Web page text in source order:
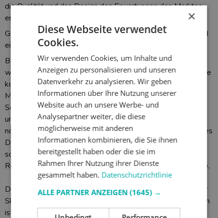
die Qualität und das Design den Erwartungen des Marktes
entsprechen.
Gute Beispiele für ihre Exklusivität sind die erfolgreichen und
einzigartigen Produktreihen Natural und SkinWhiteBoard.
Bei der Serie NATURAL ist Rocada über das traditionelle,
wirtschaftliche VisCom-Produkt hinausgegangen und hat eine
komplett designorientierte Familie eingeführt.
Mit "Shapes inspired by Nature" als Einleitung bietet die
Serie verschiedene Präsentationslösungen, die ein Eichen-
und Anthrazitfinish kombinieren, das jedem Raum einen
nordischen und warmen Ausdruck verleiht. Die Akzeptanz des
Designs war so groß, dass die Serie nicht nur in Büros,
sondern auch in den prestigeträchtigsten Hotels und
Restaurants des HORECA-Sektors verkauft werden konnte.
Die unverwechselbare Identität von Rocada finden wir in der
SkinWhiteBoard-Serie, die seit 5 Jahren weltweit erfolgreich
ist. Diese modulare Serie ermöglicht die individuelle
×
Diese Webseite verwendet
Cookies.
Wir verwenden Cookies, um Inhalte und
Anzeigen zu personalisieren und unseren
Datenverkehr zu analysieren. Wir geben
Informationen über Ihre Nutzung unserer
Website auch an unsere Werbe- und
Analysepartner weiter, die diese
möglicherweise mit anderen
Informationen kombinieren, die Sie ihnen
bereitgestellt haben oder die sie im
Rahmen Ihrer Nutzung ihrer Dienste
gesammelt haben. Datenschutzrichtlinie
ALLE PARTNER ANZEIGEN(1645) →